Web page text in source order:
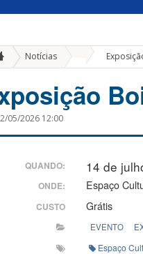
Notícias
05/2026 12:00
QUANDO: 14 de
ONDE: Espaço
CUSTO Grátis
EVENTO
Espaço